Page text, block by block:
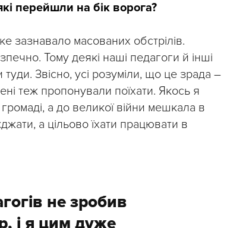
перейшли на бік ворога?
зазнавало масованих обстрілів.
Тому деякі наші педагоги й інші
Звісно, усі розуміли, що це зрада –
теж пропонували поїхати. Якось я
а до великої війни мешкала в
а цільово їхати працювати в
не зробив
і я цим дуже